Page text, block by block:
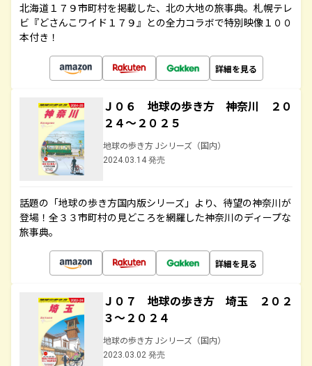
北海道１７９市町村を掲載した、北の大地の旅事典。札幌テレ
ビ『どさんこワイド１７９』との全力コラボで特別映像１００
本付き！
詳細を見る
Ｊ０６ 地球の歩き方 神奈川 ２０
２４～２０２５
地球の歩き方 Jシリーズ（国内）
2024.03.14 発売
話題の「地球の歩き方国内版シリーズ」より、待望の神奈川が
登場！全３３市町村の見どころを網羅した神奈川のディープな
旅事典。
詳細を見る
Ｊ０７ 地球の歩き方 埼玉 ２０２
３～２０２４
地球の歩き方 Jシリーズ（国内）
2023.03.02 発売